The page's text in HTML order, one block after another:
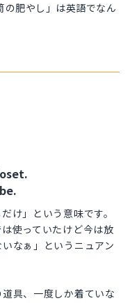
の肥やし」は英語でなん
け」という意味です。
使っていたけど今は放
なぁ」というニュアン
具、一度しか着ていな